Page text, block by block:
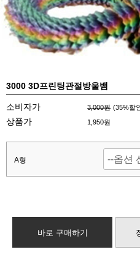
3000 3D프린팅관절방울뱀
소비자가 3,000원 (35%할
상품가 1,950원
A형
바로 구매하기